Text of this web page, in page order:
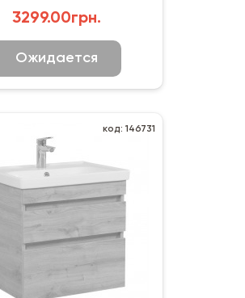
3299.00грн.
Ожидается
код: 146731